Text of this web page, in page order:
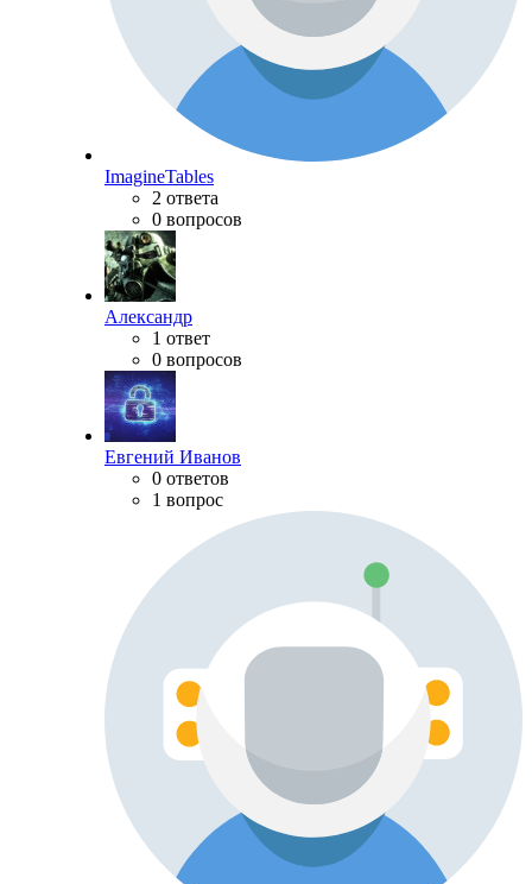
ImagineTables
2 ответа
0 вопросов
Александр
1 ответ
0 вопросов
Евгений Иванов
0 ответов
1 вопрос